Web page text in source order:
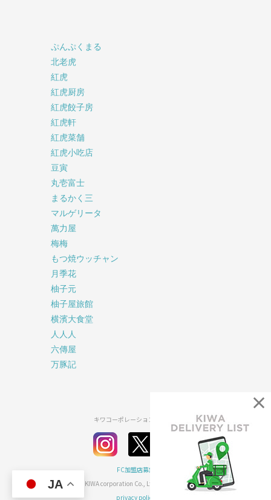
ぷんぷくまる
北老虎
紅虎
紅虎厨房
紅虎餃子房
紅虎軒
紅虎菜舗
紅虎小吃店
豆寅
丸壱富士
まるかく三
マルゲリータ
萬力屋
梅梅
もつ焼ウッチャン
月季花
柚子元
柚子屋旅館
横濱大食堂
人人人
六傳屋
万豚記
キワコーポレーション公式SNS
FC加盟店募集
2026© KIWA corporation Co., Ltd all rights reserved.
privacy policy
JA
×